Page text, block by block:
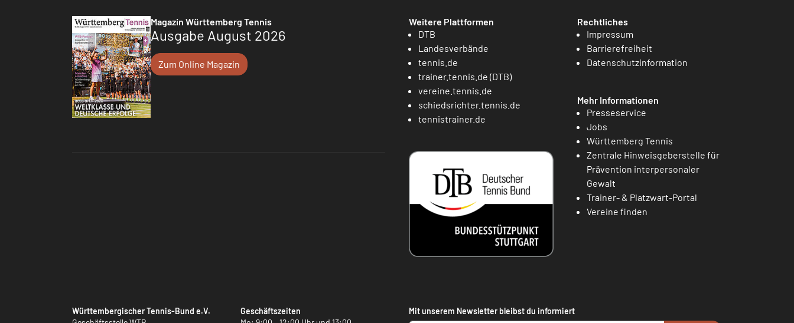
Magazin Württemberg Tennis
Ausgabe August 2026
Zum Online Magazin
Weitere Plattformen
DTB
Landesverbände
tennis.de
trainer.tennis.de (DTB)
vereine.tennis.de
schiedsrichter.tennis.de
tennistrainer.de
Rechtliches
Impressum
Barrierefreiheit
Datenschutzinformation
Mehr Informationen
Presseservice
Jobs
Württemberg Tennis
Zentrale Hinweisgeberstelle für
Prävention interpersonaler
Gewalt
Trainer- & Platzwart-Portal
Vereine finden
Württembergischer Tennis-Bund e.V.
Geschäftszeiten
Mit unserem Newsletter bleibst du informiert